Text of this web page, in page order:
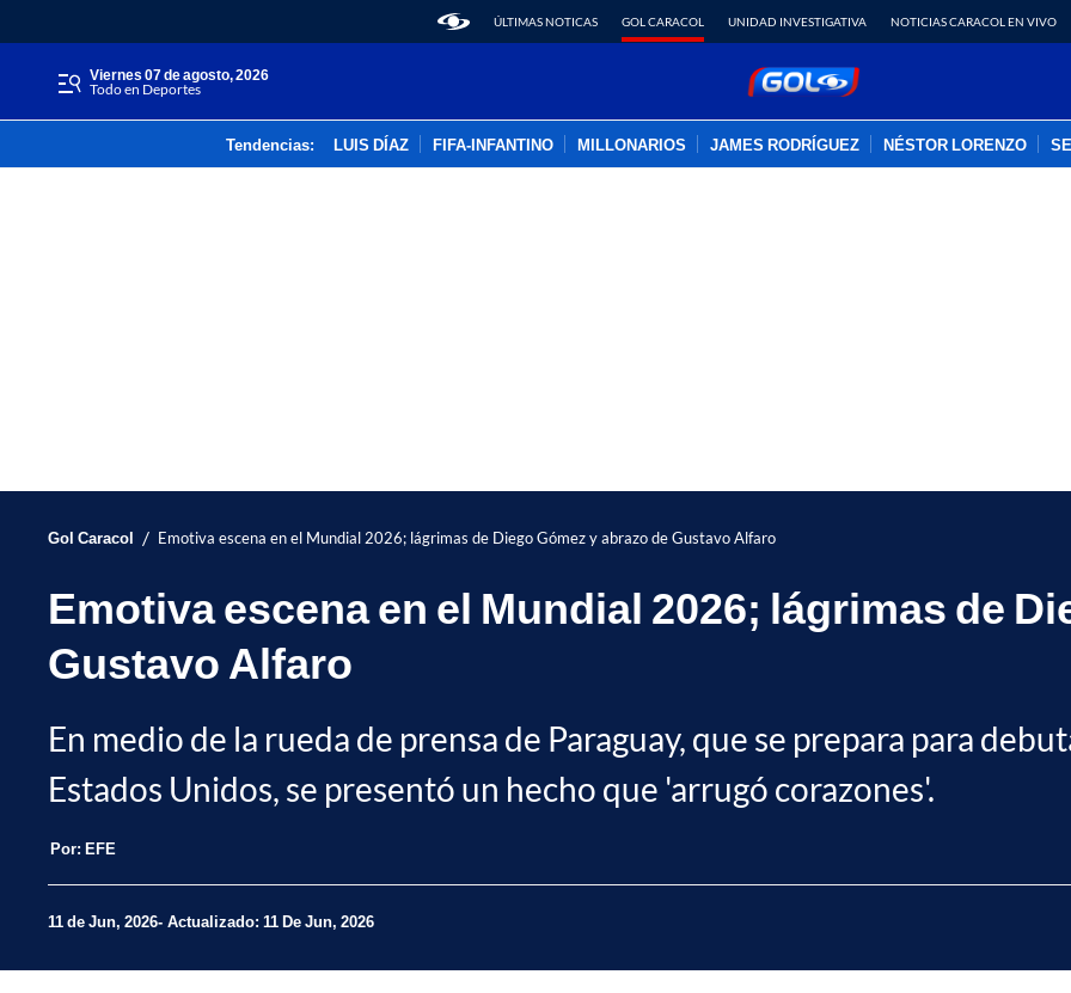
ÚLTIMAS NOTICAS GOL CARACOL UNIDAD INVESTIGATIVA NOTICIAS CARACOL EN VIVO
viernes 07 de agosto, 2026
Todo en Deportes
Tendencias: LUIS DÍAZ FIFA-INFANTINO MILLONARIOS JAMES RODRÍGUEZ NÉSTOR LORENZO
Gol Caracol / Emotiva escena en el Mundial 2026; lágrimas de Diego Gómez y abrazo de Gustavo Alfaro
Emotiva escena en el Mundial 2026; lágrimas de
Gustavo Alfaro
En medio de la rueda de prensa de Paraguay, que se prepara para
Estados Unidos, se presentó un hecho que 'arrugó corazones'.
Por: EFE
11 de Jun, 2026 Actualizado: 11 De Jun, 2026